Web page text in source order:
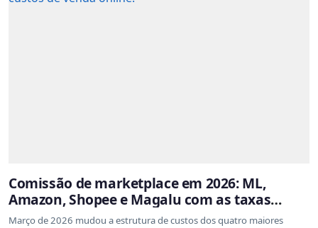
Comissão de marketplace em 2026: ML,
Amazon, Shopee e Magalu com as taxas
atualizadas
Março de 2026 mudou a estrutura de custos dos quatro maiores